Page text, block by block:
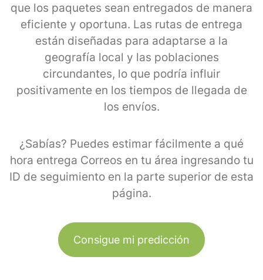
que los paquetes sean entregados de manera
eficiente y oportuna. Las rutas de entrega
están diseñadas para adaptarse a la
geografía local y las poblaciones
circundantes, lo que podría influir
positivamente en los tiempos de llegada de
los envíos.
¿Sabías? Puedes estimar fácilmente a qué
hora entrega Correos en tu área ingresando tu
ID de seguimiento en la parte superior de esta
página.
Consigue mi predicción